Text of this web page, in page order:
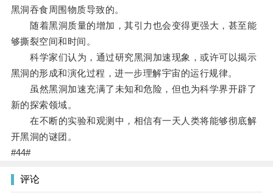
黑洞吞食周围物质导致的。
随着黑洞质量的增加，其引力也会变得更强大，甚至能
够撕裂空间和时间。
科学家们认为，通过研究黑洞加速现象，或许可以揭示
黑洞的形成和演化过程，进一步理解宇宙的运行规律。
虽然黑洞加速充满了未知和危险，但也为科学界开辟了
新的探索领域。
在不断的实验和观测中，相信有一天人类将能够彻底解
开黑洞的谜团。
#44#
评论